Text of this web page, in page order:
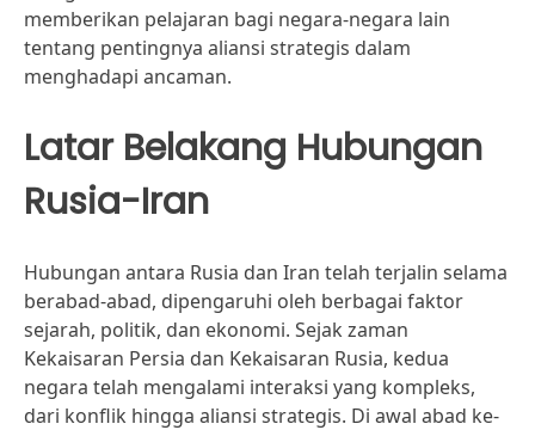
memberikan pelajaran bagi negara-negara lain
tentang pentingnya aliansi strategis dalam
menghadapi ancaman.
Latar Belakang Hubungan
Rusia-Iran
Hubungan antara Rusia dan Iran telah terjalin selama
berabad-abad, dipengaruhi oleh berbagai faktor
sejarah, politik, dan ekonomi. Sejak zaman
Kekaisaran Persia dan Kekaisaran Rusia, kedua
negara telah mengalami interaksi yang kompleks,
dari konflik hingga aliansi strategis. Di awal abad ke-